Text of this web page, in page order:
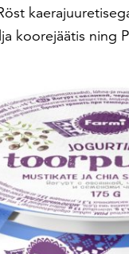
koorejäätis ning